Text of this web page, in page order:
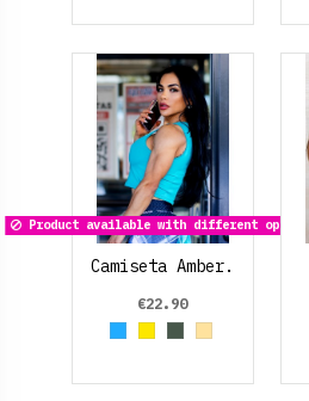
Product available with different options
Camiseta Amber.
€22.90
Azul claro
YellowVerde Oliva
Beige